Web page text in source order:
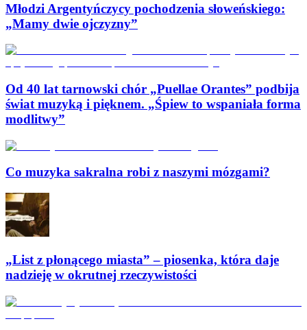
Młodzi Argentyńczycy pochodzenia słoweńskiego:
„Mamy dwie ojczyzny”
Od 40 lat tarnowski chór „Puellae Orantes” podbija
świat muzyką i pięknem. „Śpiew to wspaniała forma
modlitwy”
Co muzyka sakralna robi z naszymi mózgami?
„List z płonącego miasta” – piosenka, która daje
nadzieję w okrutnej rzeczywistości